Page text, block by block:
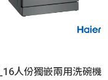
人份獨嵌兩用洗碗機